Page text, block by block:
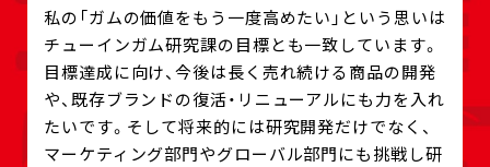
私の「ガムの価値をもう一度高めたい」という思いは
チューインガム研究課の目標とも一致しています。
目標達成に向け、今後は長く売れ続ける商品の開発
や、既存ブランドの復活・リニューアルにも力を入れ
たいです。そして将来的には研究開発だけでなく、
マーケティング部門やグローバル部門にも挑戦し研